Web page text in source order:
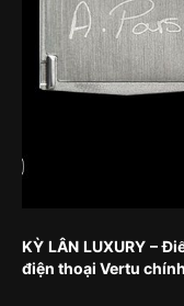
KỲ LÂN LUXURY –
điện thoại Vertu